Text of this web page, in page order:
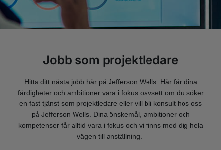
Jobb som projektledare
Hitta ditt nästa jobb här på Jefferson Wells. Här får dina
färdigheter och ambitioner vara i fokus oavsett om du söker
en fast tjänst som projektledare eller vill bli konsult hos oss
på Jefferson Wells. Dina önskemål, ambitioner och
kompetenser får alltid vara i fokus och vi finns med dig hela
vägen till anställning.